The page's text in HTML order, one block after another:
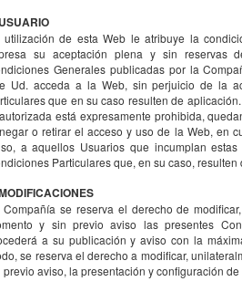
utilización de esta Web le atribuye la
su aceptación plena y sin reservas
Generales publicadas por la
Ud. acceda a la Web, sin perjuicio de la
que en su caso resulten de
está expresamente prohibida,
o retirar el acceso y uso de la Web, en
a aquellos Usuarios que incumplan
Particulares que, en su caso, resulten
se reserva el derecho de
y sin previo aviso las presentes
a su publicación y aviso con la
se reserva el derecho a modificar,
previo aviso, la presentación y configuración de